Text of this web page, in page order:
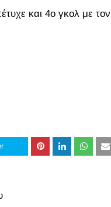
και 4ο γκολ με